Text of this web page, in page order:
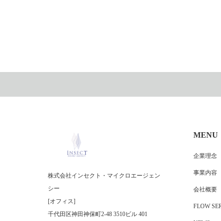
MENU
企業理念
事業内容
会社概要
FLOW
株式会社インセクト・マイクロエージェン
シー
[オフィス]
千代田区神田神保町2-48 3510ビル 401